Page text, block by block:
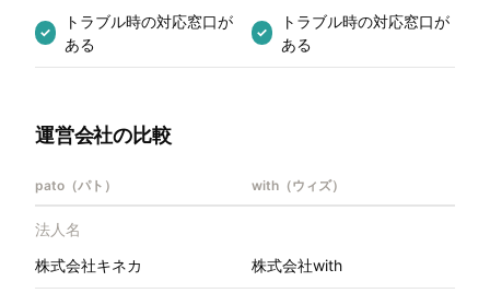
✓
トラブル時の対応窓口が
ある
✓
トラブル時の対応窓口が
ある
運営会社の比較
pato（パト） with（ウィズ）
法人名
株式会社キネカ
株式会社with